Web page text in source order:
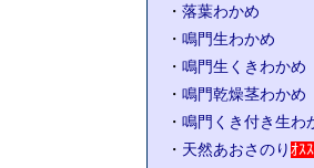
・ 落葉わかめ
・ 鳴門生わかめ
・ 鳴門生くきわかめ
・ 鳴門乾燥茎わかめ
・ 鳴門くき付き生わ
・ 天然あおさのり ｵｽ